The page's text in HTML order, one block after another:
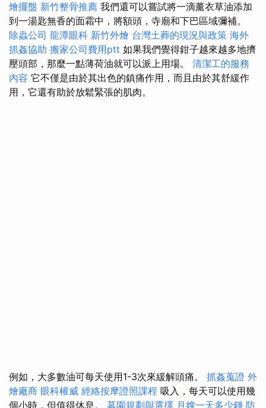
燴擺盤 新竹整骨推薦 我們還可以嘗試將一滴薰衣草油添加
到一湯匙無香的面霜中，將額頭，寺廟和下巴區域彌補。
除蟲公司 龍潭眼科 新竹外燴 台灣土葬的現況與政策 海外
抓姦協助 搬家公司費用ptt 如果我們覺得鉗子越來越多地擠
壓頭部，那麼一點薄荷油就可以派上用場。 清潔工的服務
內容 它不僅是由於其出色的鎮痛作用，而且由於其舒緩作
用，它還有助於放鬆緊張的肌肉。
例如，大多數油可每天使用1-3次來緩解頭痛。 抓姦蒐證 外
燴廠商 眼科權威 經絡按摩證照課程 吸入，每天可以使用幾
個小時，但值得休息。 墓園規劃與選擇 月嫂一天多少錢 防